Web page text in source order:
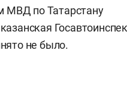
МВД по Татарстану
не было.